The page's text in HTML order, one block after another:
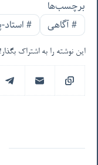
برچسب‌ها
#آگاهی #استاد-
این نوشته را به اشتراک